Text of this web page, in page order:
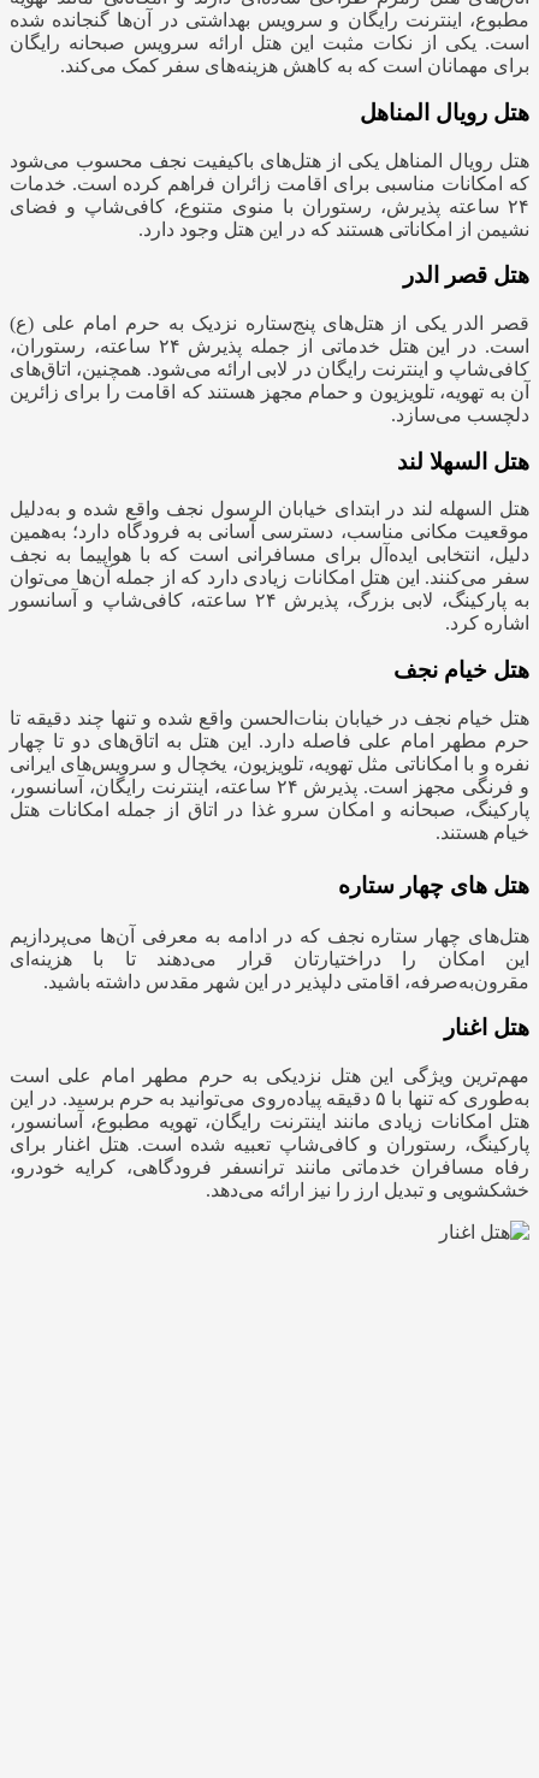
مطبوع، اینترنت رایگان و سرویس بهداشتی در آن‌ها گنجانده شده
است. یکی از نکات مثبت این هتل ارائه سرویس صبحانه رایگان
برای مهمانان است که به کاهش هزینه‌های سفر کمک می‌کند.
هتل رویال المناهل
هتل رویال المناهل یکی از هتل‌های باکیفیت نجف محسوب می‌شود
که امکانات مناسبی برای اقامت زائران فراهم کرده است. خدمات
۲۴ ساعته پذیرش، رستوران با منوی متنوع، کافی‌شاپ و فضای
نشیمن از امکاناتی هستند که در این هتل وجود دارد.
هتل قصر الدر
قصر الدر یکی از هتل‌های پنج‌ستاره نزدیک به حرم امام علی (ع)
است. در این هتل خدماتی از جمله پذیرش ۲۴ ساعته، رستوران،
کافی‌شاپ و اینترنت رایگان در لابی ارائه می‌شود. همچنین، اتاق‌های
آن به تهویه، تلویزیون و حمام مجهز هستند که اقامت را برای زائرین
دلچسب می‌سازد.
هتل السهلا لند
هتل السهله لند در ابتدای خیابان الرسول نجف واقع شده و به‌دلیل
موقعیت مکانی مناسب، دسترسی آسانی به فرودگاه دارد؛ به‌همین
دلیل، انتخابی ایده‌آل برای مسافرانی است که با هواپیما به نجف
سفر می‌کنند. این هتل امکانات زیادی دارد ‌که از جمله آن‌ها می‌توان
به پارکینگ، لابی بزرگ، پذیرش ۲۴ ساعته، کافی‌شاپ و آسانسور
اشاره کرد.
هتل خیام نجف
هتل خیام نجف در خیابان بنات‌الحسن واقع شده و تنها چند دقیقه تا
حرم مطهر امام علی فاصله دارد. این هتل به اتاق‌های دو تا چهار
نفره و با امکاناتی مثل تهویه، تلویزیون، یخچال و سرویس‌های ایرانی
و فرنگی مجهز است. پذیرش ۲۴ ساعته، اینترنت رایگان، آسانسور،
پارکینگ، صبحانه و امکان سرو غذا در اتاق از جمله امکانات هتل
خیام هستند.
هتل های چهار ستاره
هتل‌های چهار ستاره نجف که در ادامه به معرفی آن‌ها می‌پردازیم
این امکان را دراختیارتان قرار می‌دهند تا با هزینه‌ای
مقرون‌به‌صرفه، اقامتی دلپذیر در این شهر مقدس داشته باشید.
هتل اغنار
مهم‌ترین ویژگی این هتل نزدیکی به حرم مطهر امام علی است
به‌طوری که تنها با ۵ دقیقه پیاده‌روی می‌توانید به حرم برسید. در این
هتل امکانات زیادی مانند اینترنت رایگان، تهویه مطبوع، آسانسور،
پارکینگ، رستوران و کافی‌شاپ تعبیه شده است. هتل اغنار برای
رفاه مسافران خدماتی مانند ترانسفر فرودگاهی، کرایه خودرو،
خشکشویی و تبدیل ارز را نیز ارائه می‌دهد.